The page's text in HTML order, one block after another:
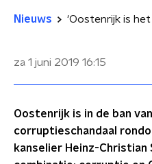
Nieuws
za 1 juni 2019 16:15
Oostenrijk is in de ban van
corruptieschandaal
kanselier Heinz-Christian